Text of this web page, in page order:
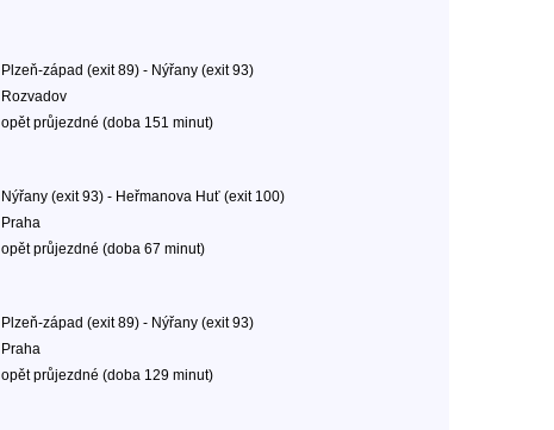
Plzeň-západ (exit 89) - Nýřany (exit 93)
Rozvadov
opět průjezdné (doba 151 minut)
Nýřany (exit 93) - Heřmanova Huť (exit 100)
Praha
opět průjezdné (doba 67 minut)
Plzeň-západ (exit 89) - Nýřany (exit 93)
Praha
opět průjezdné (doba 129 minut)